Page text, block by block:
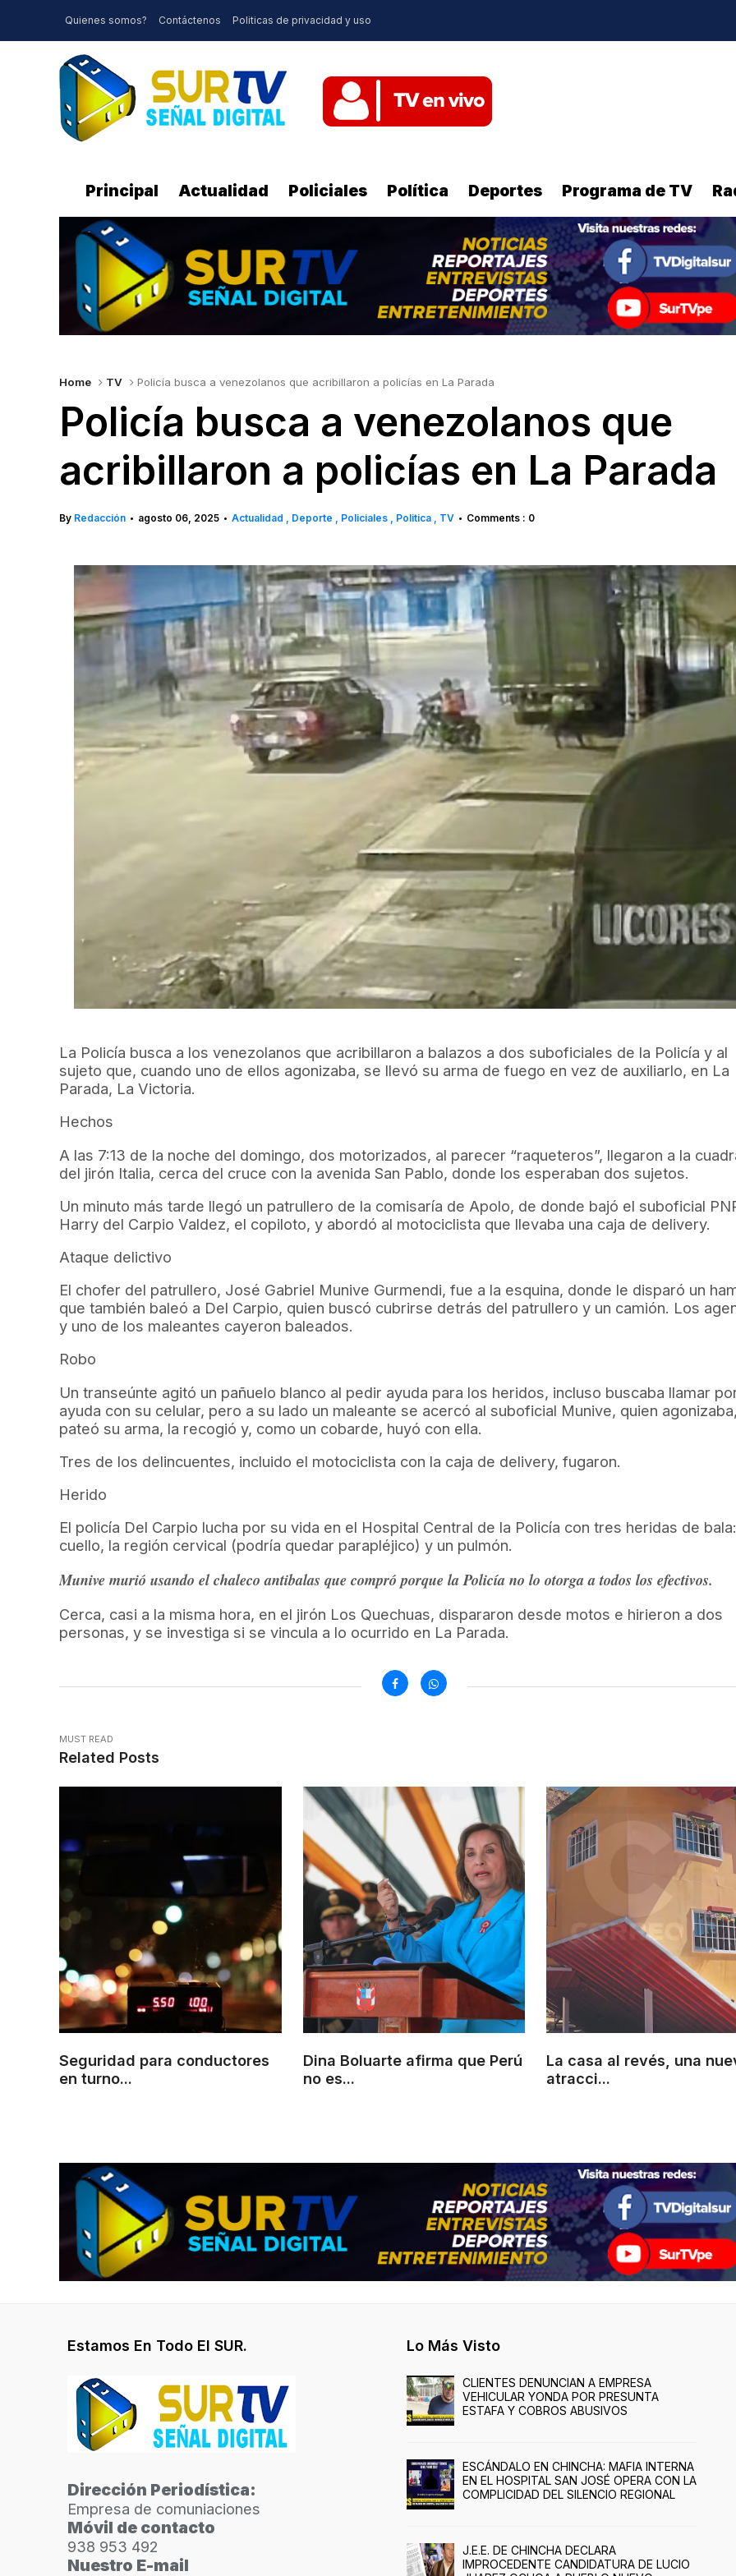
Quienes somos? Contáctenos Politicas de privacidad y uso
Principal Actualidad Policiales Política Deportes Programa de TV
Home TV Policía busca a venezolanos que acribillaron a policías en La Parada
Policía busca a venezolanos que
acribillaron a policías en La Parada
By Redacción • agosto 06, 2025 • Actualidad Deporte Policiales Politica TV • Comments : 0
La Policía busca a los venezolanos que acribillaron a balazos a dos suboficiales de la Policía y al
sujeto que, cuando uno de ellos agonizaba, se llevó su arma de fuego en vez de auxiliarlo, en La
Parada, La Victoria.
Hechos
A las 7:13 de la noche del domingo, dos motorizados, al parecer “raqueteros”, llegaron a la
del jirón Italia, cerca del cruce con la avenida San Pablo, donde los esperaban dos sujetos.
Un minuto más tarde llegó un patrullero de la comisaría de Apolo, de donde bajó el suboficial
Harry del Carpio Valdez, el copiloto, y abordó al motociclista que llevaba una caja de delivery.
Ataque delictivo
El chofer del patrullero, José Gabriel Munive Gurmendi, fue a la esquina, donde le disparó un
que también baleó a Del Carpio, quien buscó cubrirse detrás del patrullero y un camión. Los
y uno de los maleantes cayeron baleados.
Robo
Un transeúnte agitó un pañuelo blanco al pedir ayuda para los heridos, incluso buscaba llamar
ayuda con su celular, pero a su lado un maleante se acercó al suboficial Munive, quien
pateó su arma, la recogió y, como un cobarde, huyó con ella.
Tres de los delincuentes, incluido el motociclista con la caja de delivery, fugaron.
Herido
El policía Del Carpio lucha por su vida en el Hospital Central de la Policía con tres heridas de
cuello, la región cervical (podría quedar parapléjico) y un pulmón.
Munive murió usando el chaleco antibalas que compró porque la Policía no lo otorga a todos los efectivos.
Cerca, casi a la misma hora, en el jirón Los Quechuas, dispararon desde motos e hirieron a dos
personas, y se investiga si se vincula a lo ocurrido en La Parada.
MUST READ
Related Posts
Seguridad para conductores
en turno...
Dina Boluarte afirma que Perú
no es...
La casa al revés, una
atracci...
Estamos En Todo El SUR.
Dirección Periodística:
Empresa de comuniaciones
Móvil de contacto
938 953 492
Nuestro E-mail
Lo Más Visto
CLIENTES DENUNCIAN A EMPRESA
VEHICULAR YONDA POR PRESUNTA
ESTAFA Y COBROS ABUSIVOS
ESCÁNDALO EN CHINCHA: MAFIA INTERNA
EN EL HOSPITAL SAN JOSÉ OPERA CON LA
COMPLICIDAD DEL SILENCIO REGIONAL
J.E.E. DE CHINCHA DECLARA
IMPROCEDENTE CANDIDATURA DE LUCIO